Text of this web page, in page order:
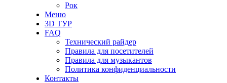
Рок
Меню
3D ТУР
FAQ
Технический райдер
Правила для посетителей
Правила для музыкантов
Политика конфиденциальности
Контакты